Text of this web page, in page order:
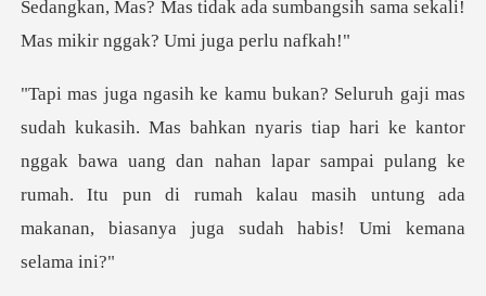
tiap hari ke kantor
nggak bawa uang dan nahan lapar sampai pulang ke
rumah. Itu pun di